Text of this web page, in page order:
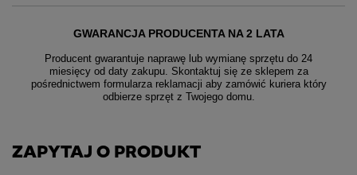
GWARANCJA PRODUCENTA NA 2 LATA
Producent gwarantuje naprawę lub wymianę sprzętu do 24
miesięcy od daty zakupu. Skontaktuj się ze sklepem za
pośrednictwem formularza reklamacji aby zamówić kuriera który
odbierze sprzęt z Twojego domu.
ZAPYTAJ O PRODUKT